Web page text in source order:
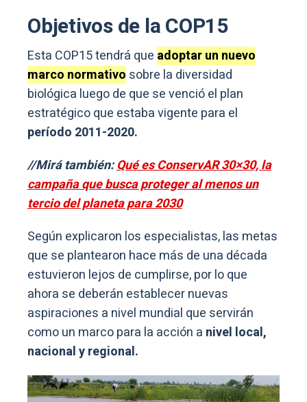
Objetivos de la COP15
Esta COP15 tendrá que adoptar un nuevo
marco normativo sobre la diversidad
biológica luego de que se venció el plan
estratégico que estaba vigente para el
período 2011-2020.
//Mirá también:Qué es ConservAR 30×30, la
campaña que busca proteger al menos un
tercio del planeta para 2030
Según explicaron los especialistas, las metas
que se plantearon hace más de una década
estuvieron lejos de cumplirse, por lo que
ahora se deberán establecer nuevas
aspiraciones a nivel mundial que servirán
como un marco para la acción a nivel local,
nacional y regional.